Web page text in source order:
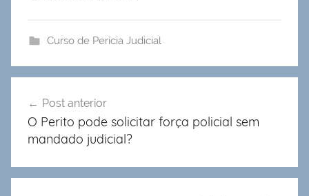
Curso de Perícia Judicial
de
Post
Post anterior
O Perito pode solicitar força policial sem
mandado judicial?